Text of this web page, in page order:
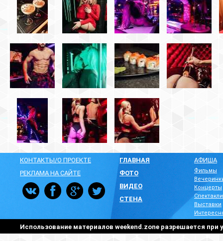
КОНТАКТЫ/О ПРОЕКТЕ
РЕКЛАМА НА САЙТЕ
ГЛАВНАЯ
ФОТО
ВИДЕО
СТЕНА
АФИША
Фильмы
Концерты
Спектакли
Выставки
Использование материалов weekend.zone разрешается